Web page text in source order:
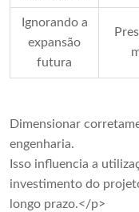
Ignorando a
expansão
futura
Dimensionar
engenharia.
Isso influencia a
investimento do
longo prazo.</p>